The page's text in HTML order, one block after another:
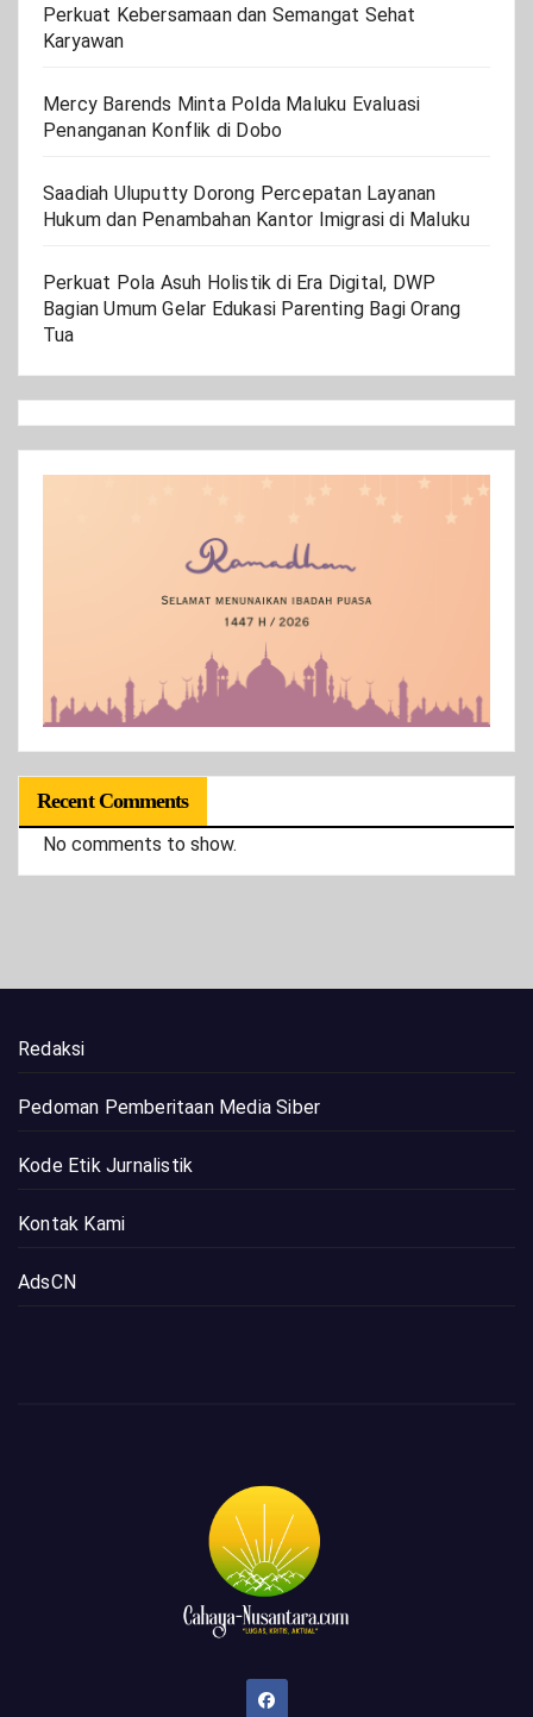
Perkuat Kebersamaan dan Semangat Sehat
Karyawan
Mercy Barends Minta Polda Maluku Evaluasi
Penanganan Konflik di Dobo
Saadiah Uluputty Dorong Percepatan Layanan
Hukum dan Penambahan Kantor Imigrasi di Maluku
Perkuat Pola Asuh Holistik di Era Digital, DWP
Bagian Umum Gelar Edukasi Parenting Bagi Orang
Tua
Recent Comments
No comments to show.
Redaksi
Pedoman Pemberitaan Media Siber
Kode Etik Jurnalistik
Kontak Kami
AdsCN